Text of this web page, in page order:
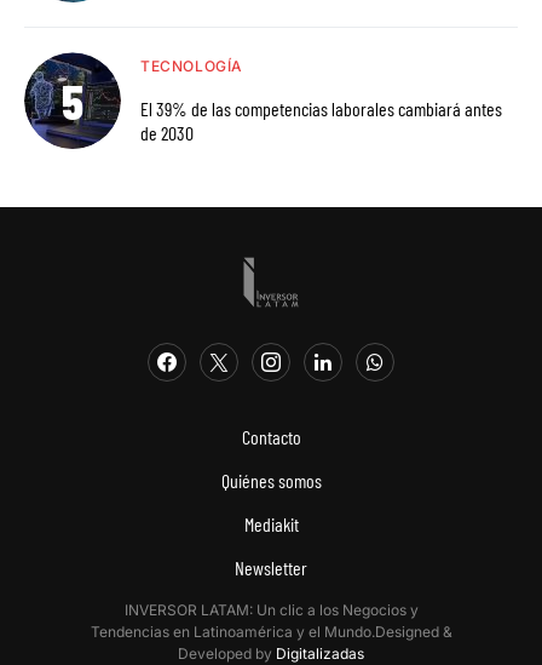
TECNOLOGÍA
El 39% de las competencias laborales cambiará antes
de 2030
Contacto
Quiénes somos
Mediakit
Newsletter
INVERSOR LATAM: Un clic a los Negocios y
Tendencias en Latinoamérica y el Mundo.Designed &
Developed by Digitalizadas